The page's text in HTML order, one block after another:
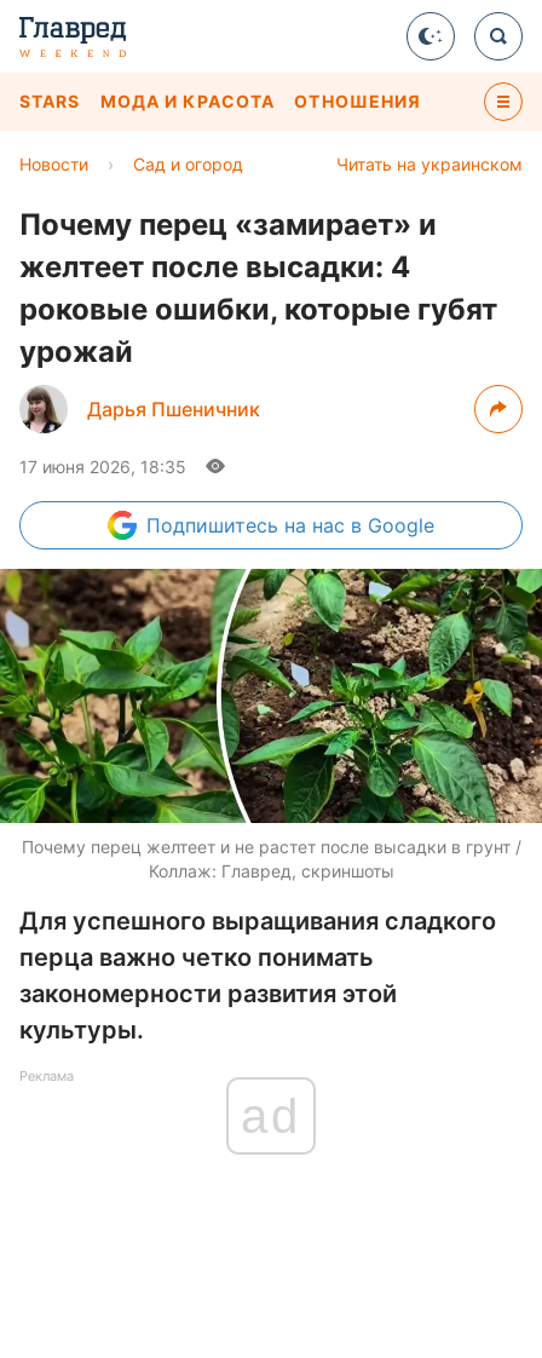
STARS МОДА И КРАСОТА ОТНОШЕНИЯ
Читать на украинском
Новости › Сад и огород
Почему перец «замирает» и
желтеет после высадки: 4
роковые ошибки, которые губят
урожай
Дарья Пшеничник
17 июня 2026, 18:35
Подпишитесь на нас в Google
Почему перец желтеет и не растет после высадки в грунт /
Коллаж: Главред, скриншоты
Для успешного выращивания сладкого
перца важно четко понимать
закономерности развития этой
культуры.
Реклама
ad